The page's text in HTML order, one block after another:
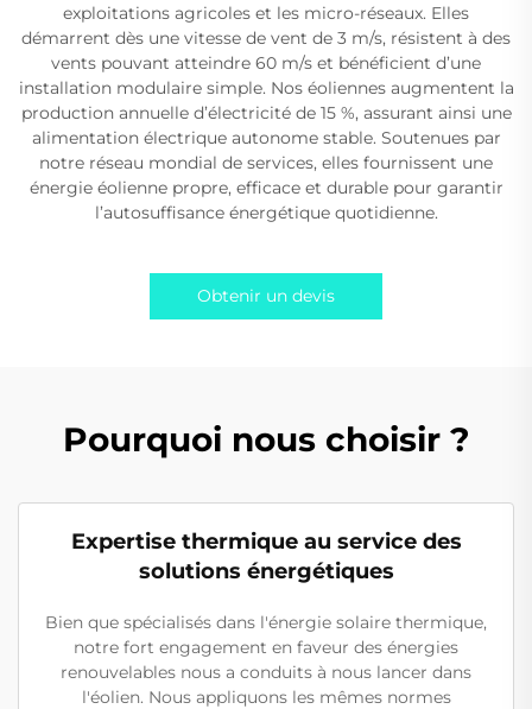
exploitations agricoles et les micro-réseaux. Elles
démarrent dès une vitesse de vent de 3 m/s, résistent à des
vents pouvant atteindre 60 m/s et bénéficient d’une
installation modulaire simple. Nos éoliennes augmentent la
production annuelle d’électricité de 15 %, assurant ainsi une
alimentation électrique autonome stable. Soutenues par
notre réseau mondial de services, elles fournissent une
énergie éolienne propre, efficace et durable pour garantir
l’autosuffisance énergétique quotidienne.
Obtenir un devis
Pourquoi nous choisir ?
Expertise thermique au service des
solutions énergétiques
Bien que spécialisés dans l'énergie solaire thermique,
notre fort engagement en faveur des énergies
renouvelables nous a conduits à nous lancer dans
l'éolien. Nous appliquons les mêmes normes